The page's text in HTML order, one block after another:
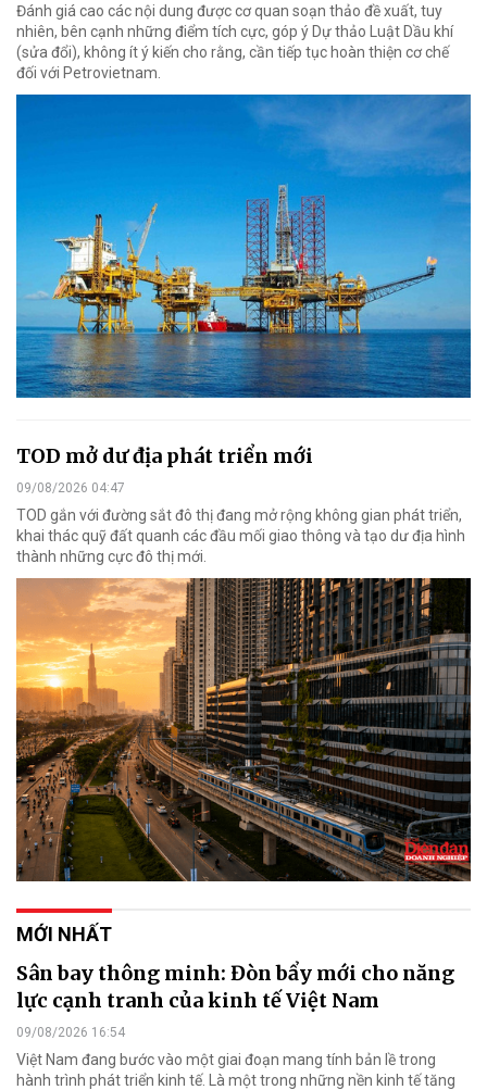
Đánh giá cao các nội dung được cơ quan soạn thảo đề xuất, tuy
nhiên, bên cạnh những điểm tích cực, góp ý Dự thảo Luật Dầu khí
(sửa đổi), không ít ý kiến cho rằng, cần tiếp tục hoàn thiện cơ chế
đối với Petrovietnam.
TOD mở dư địa phát triển mới
09/08/2026 04:47
TOD gắn với đường sắt đô thị đang mở rộng không gian phát triển,
khai thác quỹ đất quanh các đầu mối giao thông và tạo dư địa hình
thành những cực đô thị mới.
MỚI NHẤT
Sân bay thông minh: Đòn bẩy mới cho năng
lực cạnh tranh của kinh tế Việt Nam
09/08/2026 16:54
Việt Nam đang bước vào một giai đoạn mang tính bản lề trong
hành trình phát triển kinh tế. Là một trong những nền kinh tế tăng